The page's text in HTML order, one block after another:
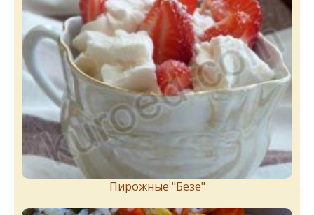
Пирожныe "Бeзe"